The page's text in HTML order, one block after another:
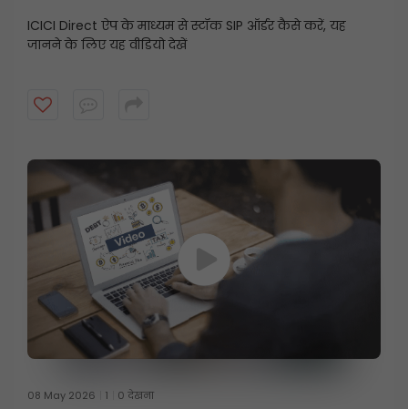
ICICI Direct ऐप के माध्यम से स्टॉक SIP ऑर्डर कैसे करें, यह
जानने के लिए यह वीडियो देखें
08 May 2026 1 0 देखना